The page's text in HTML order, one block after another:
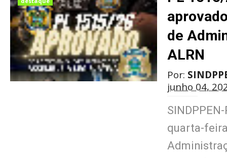
de
ALRN
Por:
junho 04,
quarta-